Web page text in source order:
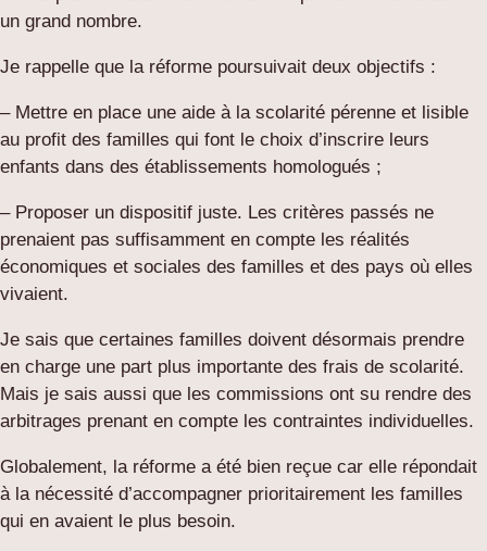
un grand nombre.
Je rappelle que la réforme poursuivait deux objectifs :
– Mettre en place une aide à la scolarité pérenne et lisible
au profit des familles qui font le choix d’inscrire leurs
enfants dans des établissements homologués ;
– Proposer un dispositif juste. Les critères passés ne
prenaient pas suffisamment en compte les réalités
économiques et sociales des familles et des pays où elles
vivaient.
Je sais que certaines familles doivent désormais prendre
en charge une part plus importante des frais de scolarité.
Mais je sais aussi que les commissions ont su rendre des
arbitrages prenant en compte les contraintes individuelles.
Globalement, la réforme a été bien reçue car elle répondait
à la nécessité d’accompagner prioritairement les familles
qui en avaient le plus besoin.